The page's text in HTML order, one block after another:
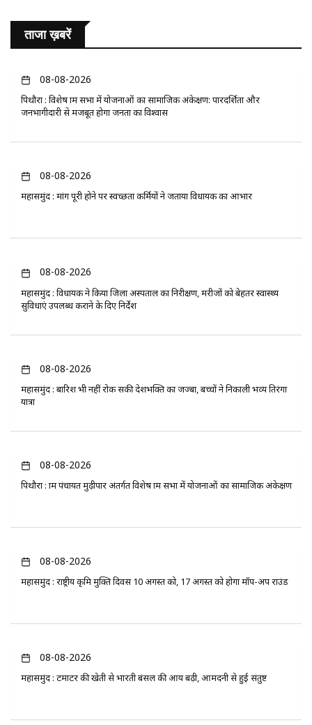
ताजा ख़बरें
08-08-2026
पिथौरा : विशेष ग्राम सभा में योजनाओं का सामाजिक अंकेक्षण: पारदर्शिता और
जनभागीदारी से मजबूत होगा जनता का विश्वास
08-08-2026
महासमुंद : मांग पूरी होने पर स्वच्छता कर्मियों ने जताया विधायक का आभार
08-08-2026
महासमुंद : विधायक ने किया जिला अस्पताल का निरीक्षण, मरीजों को बेहतर स्वास्थ्य
सुविधाएं उपलब्ध कराने के दिए निर्देश
08-08-2026
महासमुंद : बारिश भी नहीं रोक सकी देशभक्ति का जज्बा, बच्चों ने निकाली भव्य तिरंगा
यात्रा
08-08-2026
पिथौरा : ग्राम पंचायत मुढ़ीपार अंतर्गत विशेष ग्राम सभा में योजनाओं का सामाजिक अंकेक्षण
08-08-2026
महासमुंद : राष्ट्रीय कृमि मुक्ति दिवस 10 अगस्त को, 17 अगस्त को होगा मॉप-अप राउंड
08-08-2026
महासमुंद : टमाटर की खेती से भारती बंसल की आय बढ़ी, आमदनी से हुई संतुष्ट